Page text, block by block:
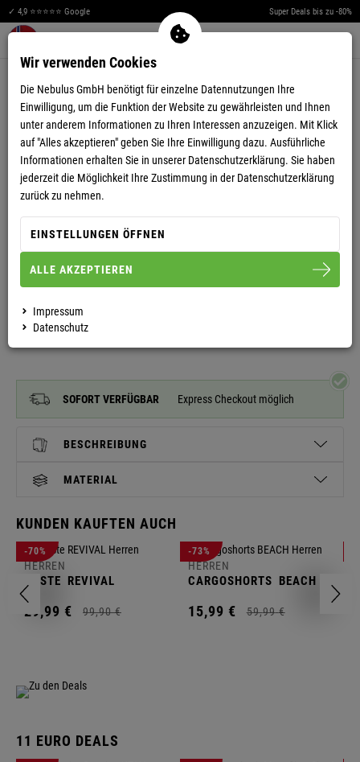
✓ 4,9 ⭐⭐⭐⭐⭐ Google Super Deals bis zu -80%
Warenkorb aufklappen
POLOSHIRT BENTER HERREN
SOFORT VERFÜGBAR Express Checkout möglich
BESCHREIBUNG
MATERIAL
KUNDEN KAUFTEN AUCH
-70%
HERREN
WESTE REVIVAL
29,99 € 99,90 €
-73%
HERREN
CARGOSHORTS BEACH
15,99 € 59,99 €
11 EURO DEALS
Wir verwenden Cookies
Die Nebulus GmbH benötigt für einzelne Datennutzungen Ihre
Einwilligung, um die Funktion der Website zu gewährleisten und Ihnen
unter anderem Informationen zu Ihren Interessen anzuzeigen. Mit Klick
auf "Alles akzeptieren" geben Sie Ihre Einwilligung dazu. Ausführliche
Informationen erhalten Sie in unserer Datenschutzerklärung. Sie haben
jederzeit die Möglichkeit Ihre Zustimmung in der Datenschutzerklärung
zurück zu nehmen.
EINSTELLUNGEN ÖFFNEN
ALLE AKZEPTIEREN
Impressum
Datenschutz